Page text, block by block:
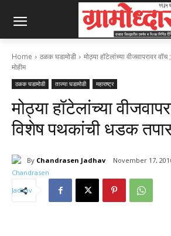
Home ठळक घडामोडी
मोठ्या हॉटेलांच्या वीजवापरावर
मोहीम
ठळक घडामोडी ताज्या घडामोडी महाराष्ट्र
मोठ्या हॉटेलांच्या
विशेष पथकांची धडक
By Chandrasen Jadhav November 17,